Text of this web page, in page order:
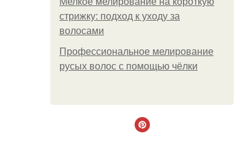
стрижку: подход к уходу за
волосами
Профессиональное мелирование
русых волос с помощью чёлки